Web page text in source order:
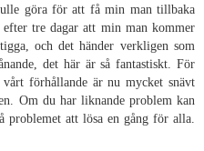
göra för att få min man tillbaka
tre dagar att min man kommer
och det händer verkligen som
det här är så fantastiskt. För
förhållande är nu mycket snävt
Om du har liknande problem kan
problemet att lösa en gång för alla.